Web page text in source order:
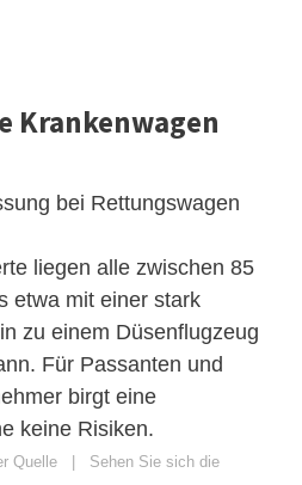
Krankenwagen
bei Rettungswagen
liegen alle zwischen 85
etwa mit einer stark
zu einem Düsenflugzeug
Für Passanten und
birgt eine
keine Risiken.
Quelle | Sehen Sie sich die